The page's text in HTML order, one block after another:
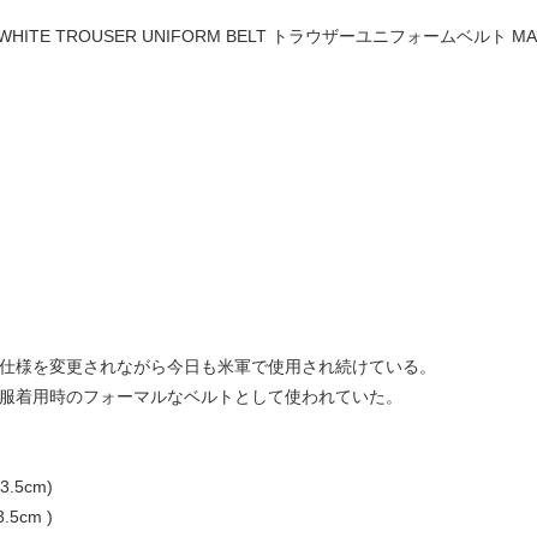
TROUSER UNIFORM BELT トラウザーユニフォームベルト
様を変更されながら今日も米軍で使用され続けている。
着用時のフォーマルなベルトとして使われていた。
)